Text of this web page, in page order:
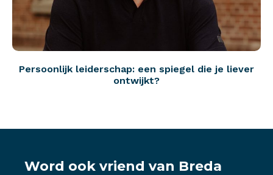
Persoonlijk leiderschap: een spiegel die je liever
ontwijkt?
Word ook vriend van Breda